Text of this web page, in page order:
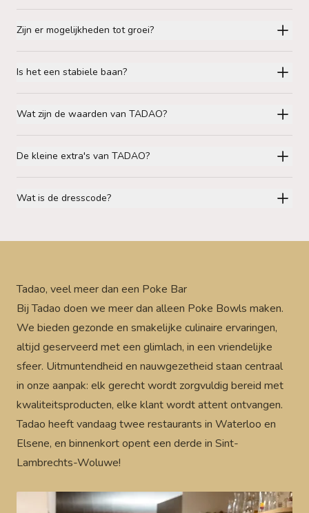
Zijn er mogelijkheden tot groei?
Is het een stabiele baan?
Wat zijn de waarden van TADAO?
De kleine extra's van TADAO?
Wat is de dresscode?
Tadao, veel meer dan een Poke Bar
Bij Tadao doen we meer dan alleen Poke Bowls maken.
We bieden gezonde en smakelijke culinaire ervaringen,
altijd geserveerd met een glimlach, in een vriendelijke
sfeer. Uitmuntendheid en nauwgezetheid staan centraal
in onze aanpak: elk gerecht wordt zorgvuldig bereid met
kwaliteitsproducten, elke klant wordt attent ontvangen.
Tadao heeft vandaag twee restaurants in Waterloo en
Elsene, en binnenkort opent een derde in Sint-
Lambrechts-Woluwe!